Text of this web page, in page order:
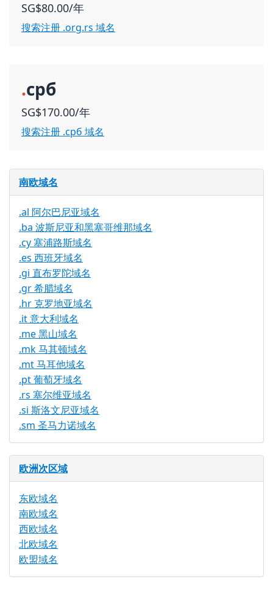
SG$80.00/年
搜索注册 .org.rs 域名
.срб
SG$170.00/年
搜索注册 .срб 域名
南欧域名
.al 阿尔巴尼亚域名
.ba 波斯尼亚和黑塞哥维那域名
.cy 塞浦路斯域名
.es 西班牙域名
.gi 直布罗陀域名
.gr 希腊域名
.hr 克罗地亚域名
.it 意大利域名
.me 黑山域名
.mk 马其顿域名
.mt 马耳他域名
.pt 葡萄牙域名
.rs 塞尔维亚域名
.si 斯洛文尼亚域名
.sm 圣马力诺域名
欧洲次区域
东欧域名
南欧域名
西欧域名
北欧域名
欧盟域名